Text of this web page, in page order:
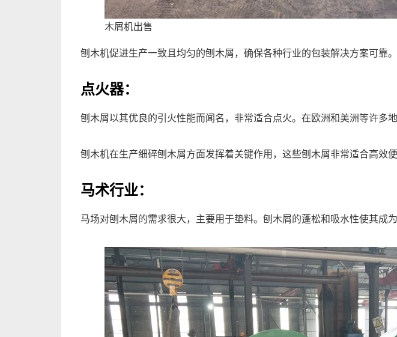
木屑机出售
刨木机促进生产一致且均匀的刨木屑，确保各种行业的包装解决方案可靠。
点火器：
刨木屑以其优良的引火性能而闻名，非常适合点火。在欧洲和美洲等许多
刨木机在生产细碎刨木屑方面发挥着关键作用，这些刨木屑非常适合高效便
马术行业：
马场对刨木屑的需求很大，主要用于垫料。刨木屑的蓬松和吸水性使其成